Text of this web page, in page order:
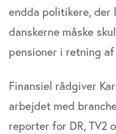
endda politikere, der
danskerne måske
pensioner i retning af
Finansiel rådgiver
arbejdet med
reporter for DR, TV2